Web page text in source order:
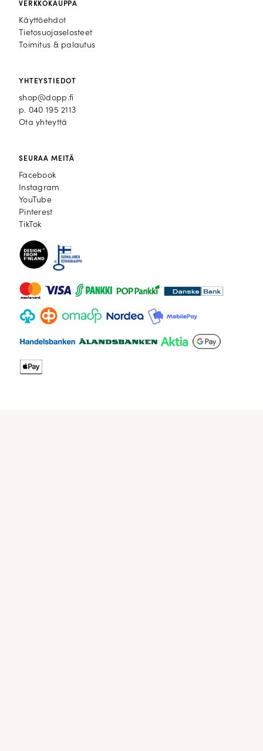
VERKKOKAUPPA
Käyttöehdot
Tietosuojaselosteet
Toimitus & palautus
YHTEYSTIEDOT
shop@dopp.fi
p. 040 195 2113
Ota yhteyttä
SEURAA MEITÄ
Facebook
Facebook
Instagram
Instagram
YouTube
YouTube
Pinterest
Pinterest
TikTok
TikTok